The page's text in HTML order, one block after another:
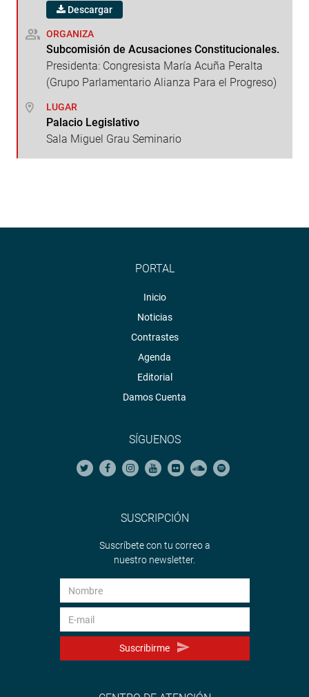
Descargar
ORGANIZA
Subcomisión de Acusaciones Constitucionales.
Presidenta: Congresista María Acuña Peralta
(Grupo Parlamentario Alianza Para el Progreso)
LUGAR
Palacio Legislativo
Sala Miguel Grau Seminario
PORTAL
Inicio
Noticias
Contrastes
Agenda
Editorial
Damos Cuenta
SÍGUENOS
SUSCRIPCIÓN
Suscríbete con tu correo a
nuestro newsletter.
Suscribirme